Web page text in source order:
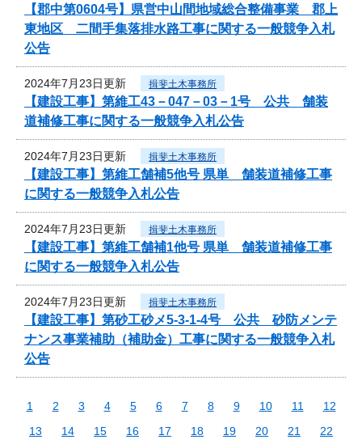
【郡中第0604号】県営中山間地域総合整備事業 郡上
東地区 二間手集落排水路工事に関する一般競争入札
公告
2024年7月23日更新 揖斐土木事務所
【建設工事】第維工43－047－03－1号 公共 舗装
道補修工事に関する一般競争入札公告
2024年7月23日更新 揖斐土木事務所
【建設工事】第維工舗補5他号 県単 舗装道補修工事
に関する一般競争入札公告
2024年7月23日更新 揖斐土木事務所
【建設工事】第維工舗補1他号 県単 舗装道補修工事
に関する一般競争入札公告
2024年7月23日更新 揖斐土木事務所
【建設工事】第砂工砂メ5-3-1-4号 公共 砂防メンテ
ナンス事業補助（補助金）工事に関する一般競争入札
公告
1 2 3 4 5 6 7 8 9 10 11
12
13
14 15 16 17 18 19 20 21
22